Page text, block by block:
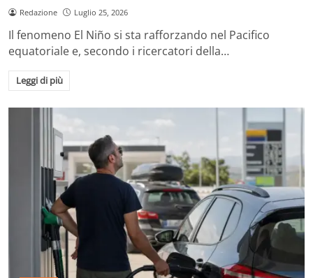
Redazione Luglio 25, 2026
Il fenomeno El Niño si sta rafforzando nel Pacifico
equatoriale e, secondo i ricercatori della…
Leggi di più